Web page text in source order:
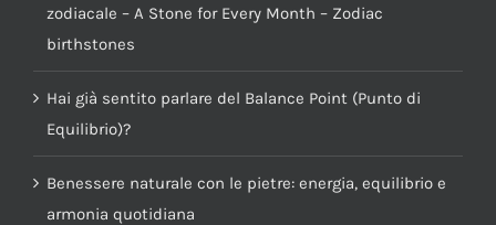
zodiacale – A Stone for Every Month – Zodiac
birthstones
Hai già sentito parlare del Balance Point (Punto di
Equilibrio)?
Benessere naturale con le pietre: energia, equilibrio e
armonia quotidiana